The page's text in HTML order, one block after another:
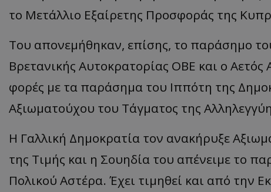
το Μετάλλιο Εξαίρετης Προσφοράς της
Του απονεμήθηκαν, επίσης, το παράσημο
Βρετανικής Αυτοκρατορίας ΟΒΕ και ο
φορές με τα παράσημα του Ιππότη της
Αξιωματούχου του Τάγματος της
Η Γαλλική Δημοκρατία τον ανακήρυξε
της Τιμής και η Σουηδία του απένειμε το
Πολικού Αστέρα. Έχει τιμηθεί και από την
ASP.NET_SessionId